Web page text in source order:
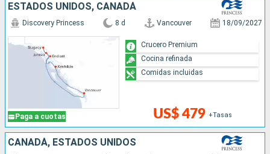
ESTADOS UNIDOS, CANADÁ
Paga a cuotas
Discovery Princess 8 d Vancouver 18/09/2027
US$ 479 +Tasas
Crucero Premium
Cocina refinada
Comidas incluidas
CANADÁ, ESTADOS UNIDOS